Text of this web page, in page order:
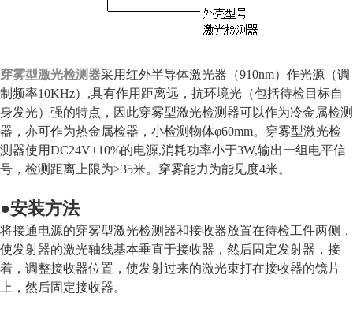
穿雾型激光检测器采用红外半导体激光器（910nm）作光源（调
制频率10KHz）,具有作用距离远，抗环境光（包括待检目标自
身发光）强的特点，因此穿雾型激光检测器可以作为冷金属检测
器，亦可作为热金属检器，小检测物体φ60mm。穿雾型激光检
测器使用DC24V±10%的电源,消耗功率小于3W,输出一组电平信
号，检测距离上限为≥35米。穿雾能力为能见度4米。
●安装方法
将接通电源的穿雾型激光检测器和接收器放置在待检工件两侧，
使发射器的激光轴线基本垂直于接收器，然后固定发射器，接
着，调整接收器位置，使发射过来的激光束打在接收器的镜片
上，然后固定接收器。